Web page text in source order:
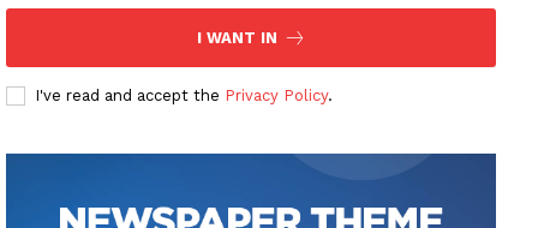
I WANT IN
I've read and accept the Privacy Policy.